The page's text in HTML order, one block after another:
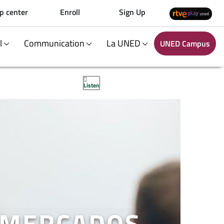
center Enroll Sign Up
Communication La UNED UNED Campus
Listen